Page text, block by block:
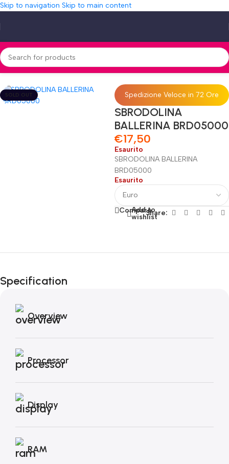
Skip to navigation Skip to main content
Home»Shop»SBRODOLINA BALLERINA BRD05000
SOLD OUT Spedizione Veloce in 72 Ore
SBRODOLINA
BALLERINA BRD05000
€17,50
Esaurito
SBRODOLINA BALLERINA
BRD05000
Esaurito
Compare
Add to
wishlistShare:
Fino al 12 Ottobre...
Autunno!
Specification
Overview
Processor
Display
RAM